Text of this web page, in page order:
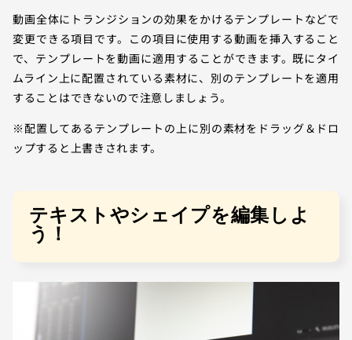
動画全体にトランジションの効果をかけるテンプレートなどで
変更できる項目です。この項目に使用する動画を挿入すること
で、テンプレートを動画に適用することができます。既にタイ
ムライン上に配置されている素材に、別のテンプレートを適用
することはできないので注意しましょう。
※配置してあるテンプレートの上に別の素材をドラッグ＆ドロ
ップすると上書きされます。
テキストやシェイプを編集しよ
う！